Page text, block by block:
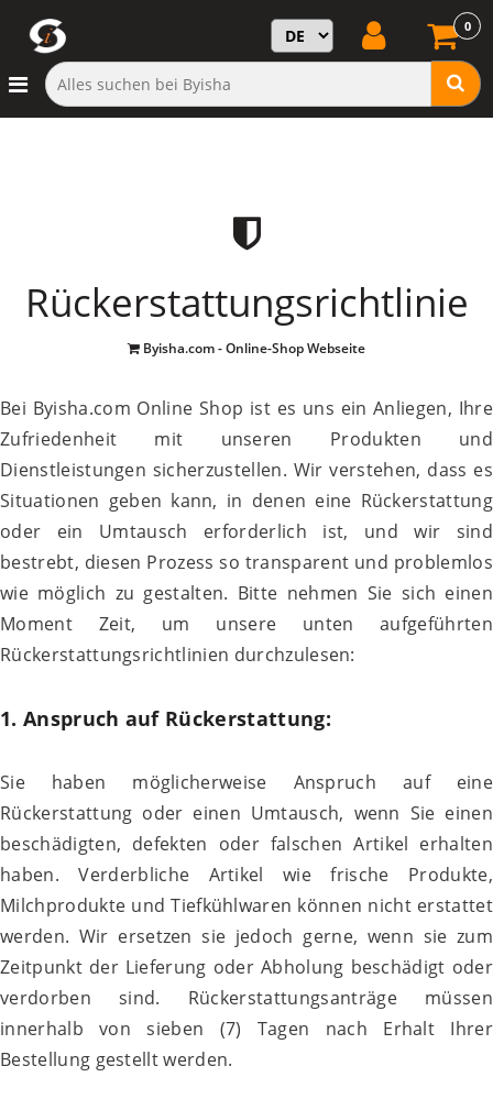
0
Rückerstattungsrichtlinie
Byisha.com - Online-Shop Webseite
Bei Byisha.com Online Shop ist es uns ein Anliegen, Ihre
Zufriedenheit mit unseren Produkten und
Dienstleistungen sicherzustellen. Wir verstehen, dass es
Situationen geben kann, in denen eine Rückerstattung
oder ein Umtausch erforderlich ist, und wir sind
bestrebt, diesen Prozess so transparent und problemlos
wie möglich zu gestalten. Bitte nehmen Sie sich einen
Moment Zeit, um unsere unten aufgeführten
Rückerstattungsrichtlinien durchzulesen:
1. Anspruch auf Rückerstattung:
Sie haben möglicherweise Anspruch auf eine
Rückerstattung oder einen Umtausch, wenn Sie einen
beschädigten, defekten oder falschen Artikel erhalten
haben. Verderbliche Artikel wie frische Produkte,
Milchprodukte und Tiefkühlwaren können nicht erstattet
werden. Wir ersetzen sie jedoch gerne, wenn sie zum
Zeitpunkt der Lieferung oder Abholung beschädigt oder
verdorben sind. Rückerstattungsanträge müssen
innerhalb von sieben (7) Tagen nach Erhalt Ihrer
Bestellung gestellt werden.